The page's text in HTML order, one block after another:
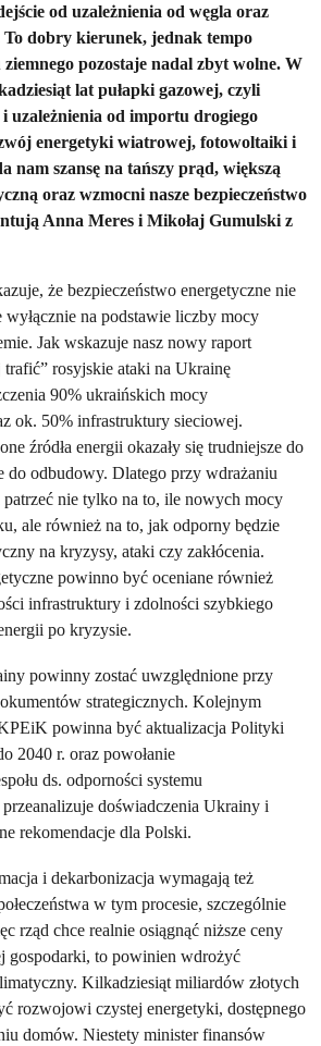
od uzależnienia od węgla oraz
To dobry kierunek, jednak tempo
pozostaje nadal zbyt wolne. W
lat pułapki gazowej, czyli
uzależnienia od importu drogiego
energetyki wiatrowej, fotowoltaiki i
nam szansę na tańszy prąd, większą
oraz wzmocni nasze bezpieczeństwo
Anna Meres i Mikołaj Gumulski z
że bezpieczeństwo energetyczne nie
na podstawie liczby mocy
Jak wskazuje nasz nowy raport
rosyjskie ataki na Ukrainę
90% ukraińskich mocy
ok. 50% infrastruktury sieciowej.
źródła energii okazały się trudniejsze do
do odbudowy. Dlatego przy wdrażaniu
nie tylko na to, ile nowych mocy
ale również na to, jak odporny będzie
na kryzysy, ataki czy zakłócenia.
powinno być oceniane również
infrastruktury i zdolności szybkiego
po kryzysie.
powinny zostać uwzględnione przy
strategicznych. Kolejnym
powinna być aktualizacja Polityki
2040 r. oraz powołanie
ds. odporności systemu
doświadczenia Ukrainy i
rekomendacje dla Polski.
i dekarbonizacja wymagają też
w tym procesie, szczególnie
rząd chce realnie osiągnąć niższe ceny
gospodarki, to powinien wdrożyć
Kilkadziesiąt miliardów złotych
rozwojowi czystej energetyki, dostępnego
domów. Niestety minister finansów